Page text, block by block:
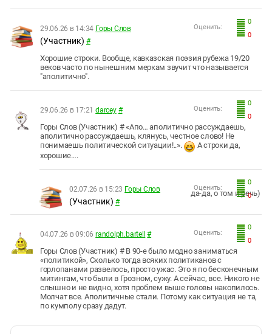
0
0
Оценить:
29.06.26 в 14:34 Горы Слов
(Участник) #
Хорошие строки. Вообще, кавказская поэзия рубежа 19/20
веков часто по нынешним меркам звучит что называется
"аполитично".
0
0
Оценить:
29.06.26 в 17:21 darcey #
Горы Слов (Участник) # «Апо… аполитично рассуждаешь,
аполитично рассуждаешь, клянусь, честное слово! Не
понимаешь политической ситуации!..».
А строки да,
хорошие….
0
0
Оценить:
02.07.26 в 15:23 Горы Слов
(Участник) #
да-да, о том и речь)
0
0
Оценить:
04.07.26 в 09:06 randolph.bartell #
Горы Слов (Участник) # В 90-е было модно заниматься
«политикой», Сколько тогда всяких политиканов с
горлопанами развелось, просто ужас. Это я по бесконечным
митингам, что были в Грозном, сужу. А сейчас, все. Никого не
слышно и не видно, хотя проблем выше головы накопилось.
Молчат все. Аполитичные стали. Потому как ситуация не та,
по кумполу сразу дадут.